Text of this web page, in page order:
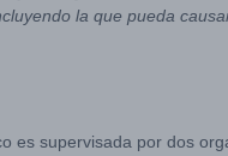
la que pueda
es supervisada por dos